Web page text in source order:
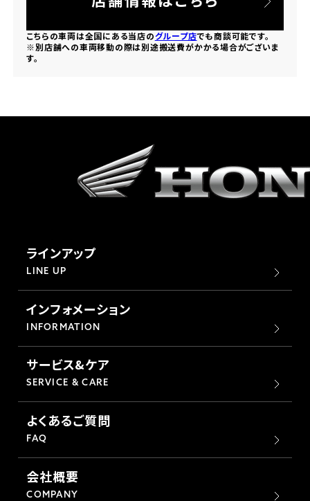
こちらの車両は全国にある当店のグループ店でも商談可能です。
※別店舗への車両移動の際は別途搬送費がかかる場合がございま
す。
ラインアップ
LINE UP
インフォメーション
INFORMATION
サービス&ケア
SERVICE & CARE
よくあるご質問
FAQ
会社概要
COMPANY
ホンダドリーム 水戸北